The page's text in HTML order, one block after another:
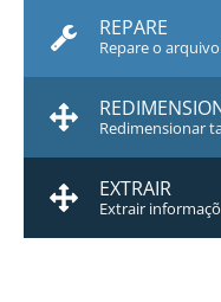
REPARE
Repare o
Redimensionar
EXTRAIR
Extrair